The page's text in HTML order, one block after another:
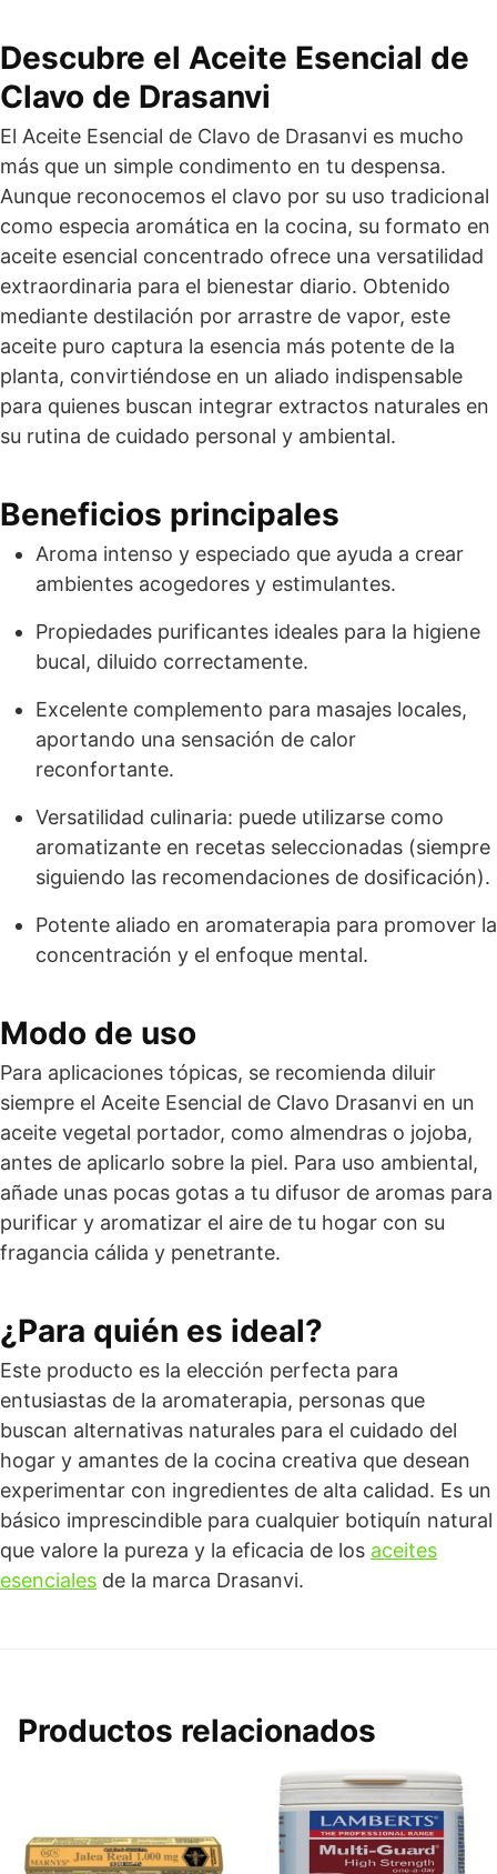
Descubre el Aceite Esencial de
Clavo de Drasanvi
El Aceite Esencial de Clavo de Drasanvi es mucho
más que un simple condimento en tu despensa.
Aunque reconocemos el clavo por su uso tradicional
como especia aromática en la cocina, su formato en
aceite esencial concentrado ofrece una versatilidad
extraordinaria para el bienestar diario. Obtenido
mediante destilación por arrastre de vapor, este
aceite puro captura la esencia más potente de la
planta, convirtiéndose en un aliado indispensable
para quienes buscan integrar extractos naturales en
su rutina de cuidado personal y ambiental.
Beneficios principales
Aroma intenso y especiado que ayuda a crear
ambientes acogedores y estimulantes.
Propiedades purificantes ideales para la higiene
bucal, diluido correctamente.
Excelente complemento para masajes locales,
aportando una sensación de calor
reconfortante.
Versatilidad culinaria: puede utilizarse como
aromatizante en recetas seleccionadas (siempre
siguiendo las recomendaciones de dosificación).
Potente aliado en aromaterapia para promover la
concentración y el enfoque mental.
Modo de uso
Para aplicaciones tópicas, se recomienda diluir
siempre el Aceite Esencial de Clavo Drasanvi en un
aceite vegetal portador, como almendras o jojoba,
antes de aplicarlo sobre la piel. Para uso ambiental,
añade unas pocas gotas a tu difusor de aromas para
purificar y aromatizar el aire de tu hogar con su
fragancia cálida y penetrante.
¿Para quién es ideal?
Este producto es la elección perfecta para
entusiastas de la aromaterapia, personas que
buscan alternativas naturales para el cuidado del
hogar y amantes de la cocina creativa que desean
experimentar con ingredientes de alta calidad. Es un
básico imprescindible para cualquier botiquín natural
que valore la pureza y la eficacia de los aceites
esenciales de la marca Drasanvi.
Productos relacionados